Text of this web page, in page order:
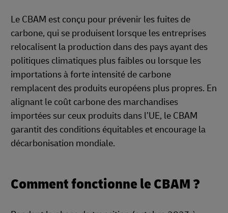
Le CBAM est conçu pour prévenir les fuites de
carbone, qui se produisent lorsque les entreprises
relocalisent la production dans des pays ayant des
politiques climatiques plus faibles ou lorsque les
importations à forte intensité de carbone
remplacent des produits européens plus propres. En
alignant le coût carbone des marchandises
importées sur ceux produits dans l’UE, le CBAM
garantit des conditions équitables et encourage la
décarbonisation mondiale.
Comment fonctionne le CBAM ?